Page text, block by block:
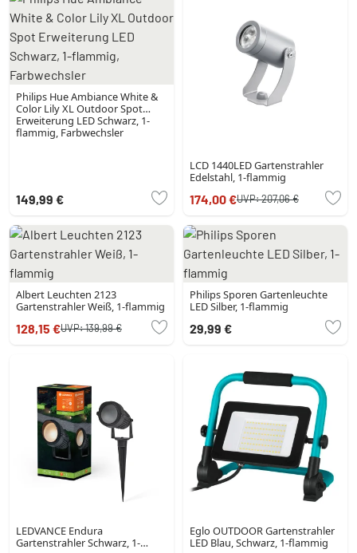
Philips Hue Ambiance White &
Color Lily XL Outdoor Spot
Erweiterung LED Schwarz, 1-
flammig, Farbwechsler
149,99 €
LCD 1440LED Gartenstrahler
Edelstahl, 1-flammig
174,00 €UVP:207,06 €
Albert Leuchten 2123
Gartenstrahler Weiß, 1-flammig
128,15 €UVP:139,99 €
Philips Sporen Gartenleuchte
LED Silber, 1-flammig
29,99 €
LEDVANCE Endura
Gartenstrahler Schwarz, 1-
Eglo OUTDOOR Gartenstrahler
LED Blau, Schwarz, 1-flammig